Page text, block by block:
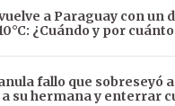
a Paraguay con un
¿Cuándo y por
fallo que sobreseyó
su hermana y enterrar